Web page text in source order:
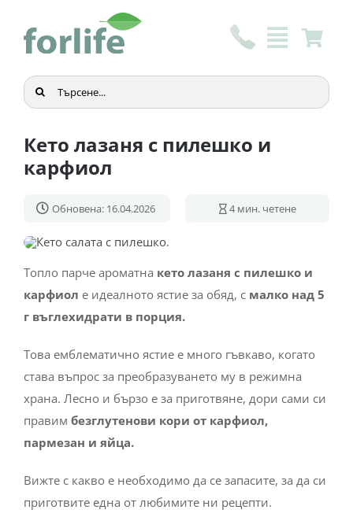
content
Търсене
...
Кето лазаня с пилешко и
карфиол
Обновена: 16.04.2026 4 мин. четене
Топло парче ароматна кето лазаня с пилешко и
карфиол е идеалното ястие за обяд, с малко над 5
г въглехидрати в порция.
Това емблематично ястие е много гъвкаво, когато
става въпрос за преобразуването му в режимна
храна. Лесно и бързо е за приготвяне, дори сами си
правим безглутенови кори от карфиол,
пармезан и яйца.
Вижте с какво е необходимо да се запасите, за да си
приготвите една от любимите ни рецепти.